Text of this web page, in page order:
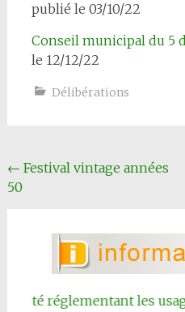
publié le 03/10/22
Conseil municipal du 5
le 12/12/22
Délibérations
Navigation
Article
← Festival vintage années
50
réglementant les